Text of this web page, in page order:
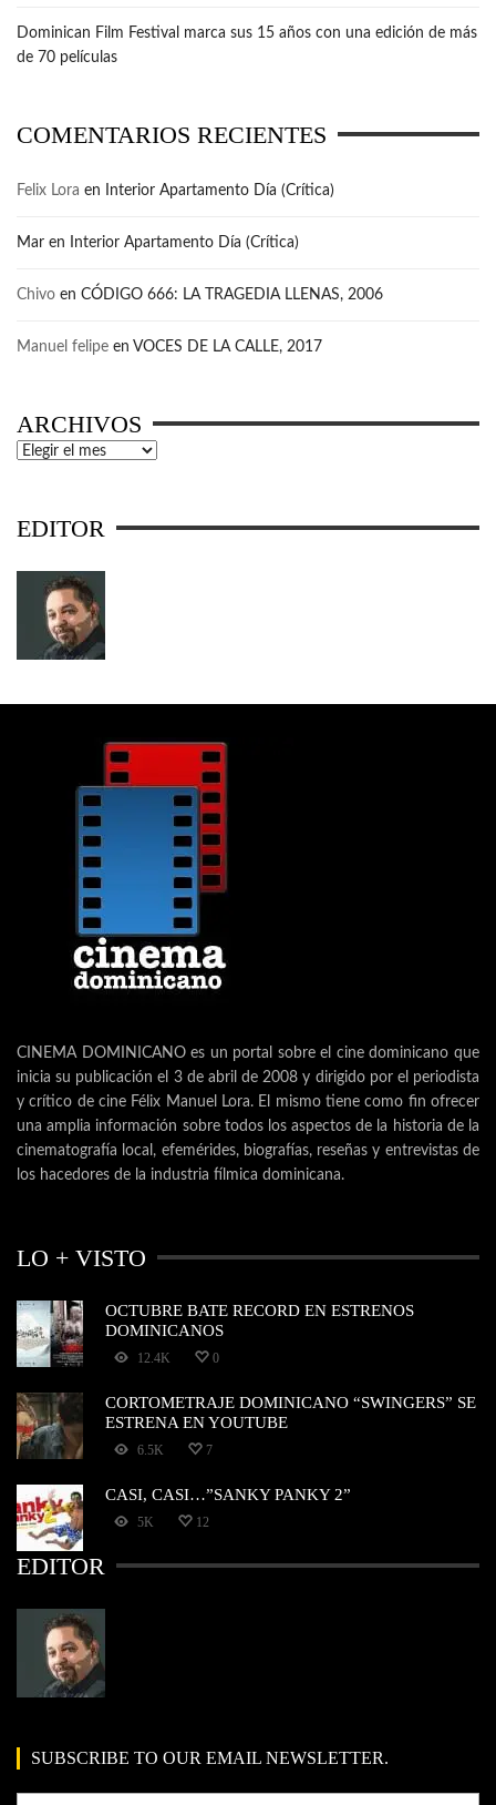
Dominican Film Festival marca sus 15 años con una edición de más
de 70 películas
COMENTARIOS RECIENTES
Felix Lora en Interior Apartamento Día (Crítica)
Mar en Interior Apartamento Día (Crítica)
Chivo en CÓDIGO 666: LA TRAGEDIA LLENAS, 2006
Manuel felipe en VOCES DE LA CALLE, 2017
ARCHIVOS
Archivos
EDITOR
CINEMA DOMINICANO es un portal sobre el cine dominicano que
inicia su publicación el 3 de abril de 2008 y dirigido por el periodista
y crítico de cine Félix Manuel Lora. El mismo tiene como fin ofrecer
una amplia información sobre todos los aspectos de la historia de la
cinematografía local, efemérides, biografías, reseñas y entrevistas de
los hacedores de la industria fílmica dominicana.
LO + VISTO
OCTUBRE BATE RECORD EN ESTRENOS
DOMINICANOS
12.4K 0
CORTOMETRAJE DOMINICANO “SWINGERS” SE
ESTRENA EN YOUTUBE
6.5K 7
CASI, CASI…”SANKY PANKY 2”
5K 12
EDITOR
SUBSCRIBE TO OUR EMAIL NEWSLETTER.